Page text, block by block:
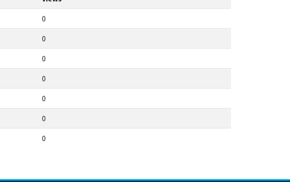
0
0
0
0
0
0
0